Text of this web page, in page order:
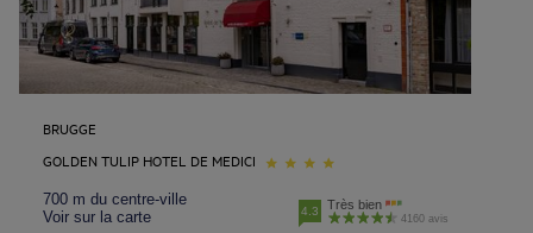
BRUGGE
GOLDEN TULIP HOTEL DE MEDICI
700 m du centre-ville
Voir sur la carte
4.3 Très bien
4160 avis